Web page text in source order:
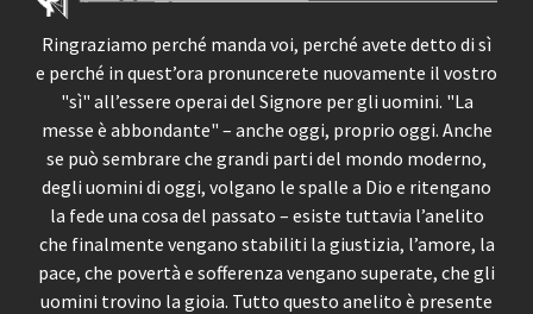
Ringraziamo perché manda voi, perché avete detto di sì
e perché in quest’ora pronuncerete nuovamente il vostro
"sì" all’essere operai del Signore per gli uomini. "La
messe è abbondante" – anche oggi, proprio oggi. Anche
se può sembrare che grandi parti del mondo moderno,
degli uomini di oggi, volgano le spalle a Dio e ritengano
la fede una cosa del passato – esiste tuttavia l’anelito
che finalmente vengano stabiliti la giustizia, l’amore, la
pace, che povertà e sofferenza vengano superate, che gli
uomini trovino la gioia. Tutto questo anelito è presente